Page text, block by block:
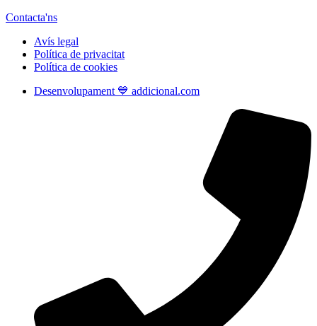
Contacta'ns
Avís legal
Política de privacitat
Política de cookies
Desenvolupament 💙 addicional.com